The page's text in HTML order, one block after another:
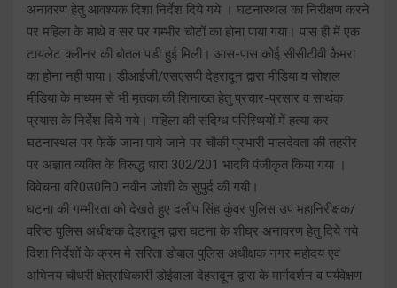
अनावरण हेतु आवश्यक दिशा निर्देश दिये गये । घटनास्थल का निरीक्षण करने
पर महिला के माथे व सर पर गम्भीर चोटों का होना पाया गया। पास ही में एक
टायलेट क्लीनर की बोतल पडी हुई मिली। आस-पास कोई सीसीटीवी कैमरा
का होना नही पाया। डीआईजी/एसएसपी देहरादून द्वारा मीडिया व सोशल
मीडिया के माध्यम से भी मृतका की शिनाख्त हेतु प्रचार-प्रसार व सार्थक
प्रयास के निर्देश दिये गये। महिला की संदिग्ध परिस्थियों में हत्या कर
घटनास्थल पर फेकें जाना पाये जाने पर चौकी प्रभारी मालदेवता की तहरीर
पर अज्ञात व्यक्ति के विरूद्ध धारा 302/201 भादवि पंजीकृत किया गया ।
विवेचना वरि0उ0नि0 नवीन जोशी के सुपुर्द की गयी।
घटना की गम्भीरता को देखते हुए दलीप सिंह कुंवर पुलिस उप महानिरीक्षक/
वरिष्ठ पुलिस अधीक्षक देहरादून द्वारा घटना के शीघ्र अनावरण हेतु दिये गये
दिशा निर्देशों के क्रम मे सरिता डोबाल पुलिस अधीक्षक नगर महोदय एवं
अभिनय चौधरी क्षेत्राधिकारी डोईवाला देहरादून द्वारा के मार्गदर्शन व पर्यवेक्षण